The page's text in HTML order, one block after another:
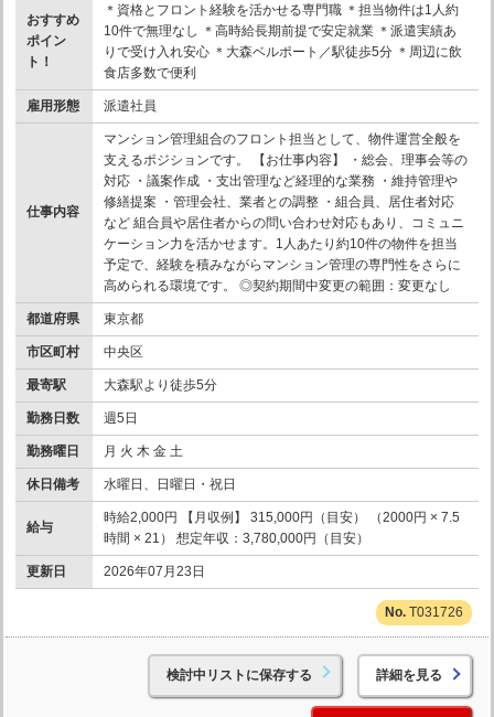
おすすめ
ポイン
ト！
＊資格とフロント経験を活かせる専門職 ＊担当物件は1人約
10件で無理なし ＊高時給長期前提で安定就業 ＊派遣実績あ
りで受け入れ安心 ＊大森ベルポート／駅徒歩5分 ＊周辺に飲
食店多数で便利
雇用形態 派遣社員
仕事内容
マンション管理組合のフロント担当として、物件運営全般を
支えるポジションです。 【お仕事内容】 ・総会、理事会等の
対応 ・議案作成 ・支出管理など経理的な業務 ・維持管理や
修繕提案 ・管理会社、業者との調整 ・組合員、居住者対応
など 組合員や居住者からの問い合わせ対応もあり、コミュニ
ケーション力を活かせます。1人あたり約10件の物件を担当
予定で、経験を積みながらマンション管理の専門性をさらに
高められる環境です。 ◎契約期間中変更の範囲：変更なし
都道府県 東京都
市区町村 中央区
最寄駅 大森駅より徒歩5分
勤務日数 週5日
勤務曜日 月 火 木 金 土
休日備考 水曜日、日曜日・祝日
給与
時給2,000円 【月収例】 315,000円（目安） （2000円 × 7.5
時間 × 21） 想定年収：3,780,000円（目安）
更新日 2026年07月23日
T031726
検討中リストに保存する 詳細を見る